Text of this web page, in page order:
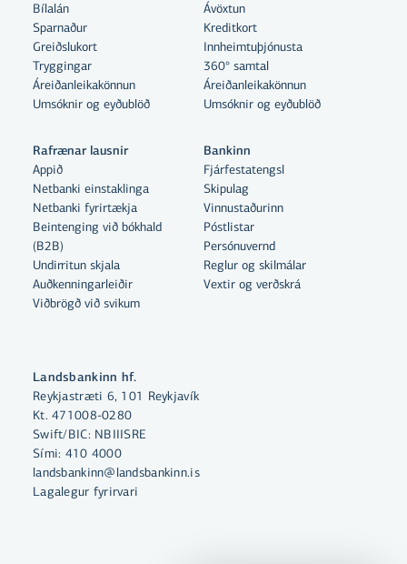
Með því að smella á „Leyfa allar“
samþykkir þú notkun á vefkökum
til þess að auka virkni vefsins,
greina vefnotkun og aðstoða við
Velja vefkökur
Landsbankinn hf.
Reykjastræti 6, 101 Reykjavík
Kt. 471008-0280
Swift/BIC: NBIIISRE
Sími: 410 4000
landsbankinn@landsbankinn.is
Lagalegur fyrirvari
Bílalán
Sparnaður
Greiðslukort
Tryggingar
Áreiðanleikakönnun
Umsóknir og eyðublöð
Ávöxtun
Kreditkort
Innheimtuþjónusta
360° samtal
Áreiðanleikakönnun
Umsóknir og eyðublöð
Rafrænar lausnir
Appið
Netbanki einstaklinga
Netbanki fyrirtækja
Beintenging við bókhald
(B2B)
Undirritun skjala
Auðkenningarleiðir
Viðbrögð við svikum
Bankinn
Fjárfestatengsl
Skipulag
Vinnustaðurinn
Póstlistar
Persónuvernd
Reglur og skilmálar
Vextir og verðskrá